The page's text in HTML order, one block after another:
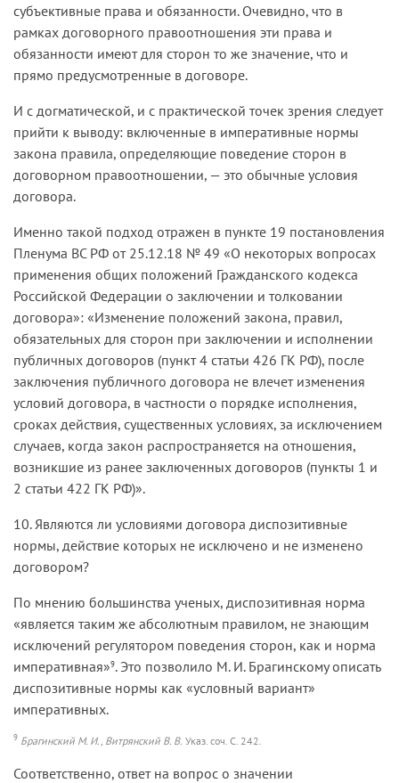
субъективные права и обязанности. Очевидно, что в
рамках договорного правоотношения эти права и
обязанности имеют для сторон то же значение, что и
прямо предусмотренные в договоре.
И с догматической, и с практической точек зрения следует
прийти к выводу: включенные в императивные нормы
закона правила, определяющие поведение сторон в
договорном правоотношении, — это обычные условия
договора.
Именно такой подход отражен в пункте 19 постановления
Пленума ВС РФ от 25.12.18 № 49 «О некоторых вопросах
применения общих положений Гражданского кодекса
Российской Федерации о заключении и толковании
договора»: «Изменение положений закона, правил,
обязательных для сторон при заключении и исполнении
публичных договоров (пункт 4 статьи 426 ГК РФ), после
заключения публичного договора не влечет изменения
условий договора, в частности о порядке исполнения,
сроках действия, существенных условиях, за исключением
случаев, когда закон распространяется на отношения,
возникшие из ранее заключенных договоров (пункты 1 и
2 статьи 422 ГК РФ)».
10. Являются ли условиями договора диспозитивные
нормы, действие которых не исключено и не изменено
договором?
По мнению большинства ученых, диспозитивная норма
«является таким же абсолютным правилом, не знающим
исключений регулятором поведения сторон, как и норма
императивная»9. Это позволило М. И. Брагинскому описать
диспозитивные нормы как «условный вариант»
императивных.
9 Брагинский М. И., Витрянский В. В. Указ. соч. С. 242.
Соответственно, ответ на вопрос о значении